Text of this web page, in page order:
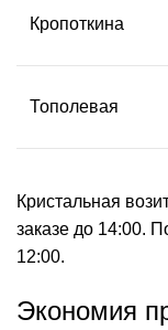
Кропоткина
Тополевая
Кристальная
заказе до 14:00.
12:00.
Экономия